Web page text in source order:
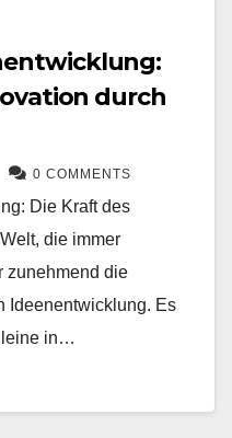
durch
0 COMMENTS
Die Kraft des
die immer
zunehmend die
Ideenentwicklung. Es
in…